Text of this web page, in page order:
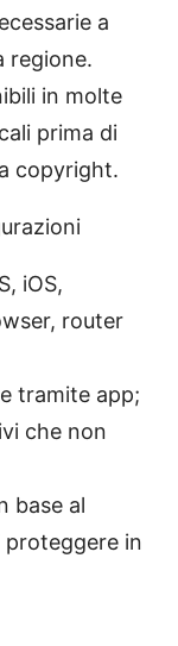
a
regione.
in molte
prima di
copyright.
iOS,
router
tramite app;
che non
base al
proteggere in